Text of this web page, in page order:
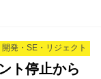
発・SE・リジェクト
ト停止から